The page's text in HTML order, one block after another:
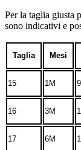
Per la taglia giusta
sono indicativi e
Taglia Mesi
15 1M
16 3M
17 6M